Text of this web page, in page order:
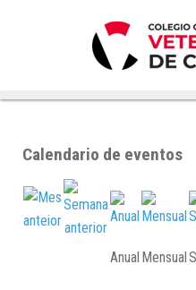
Calendario de eventos
Anual Mensual